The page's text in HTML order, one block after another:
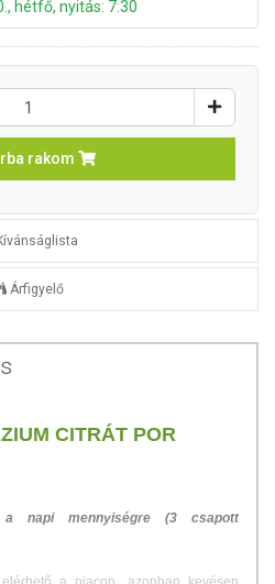
hétfő, nyitás: 7:30
rakom
Árfigyelő
CITRÁT POR
a napi mennyiségre (3 csapott